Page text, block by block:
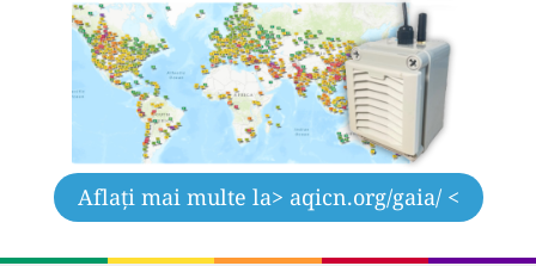
Aflați mai multe la> aqicn.org/gaia/ <